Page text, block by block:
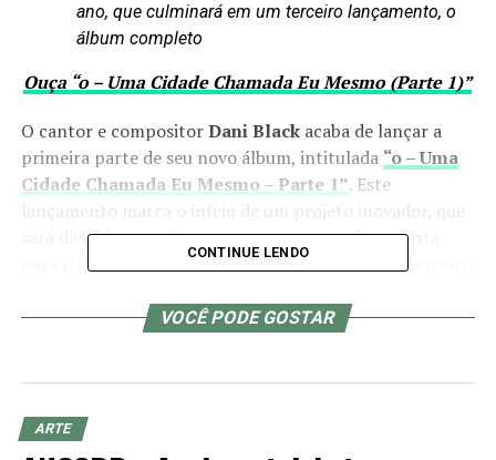
ano, que culminará em um terceiro lançamento, o
álbum completo
Ouça “o – Uma Cidade Chamada Eu Mesmo (Parte 1)”
O cantor e compositorDani Blackacaba de lançar a
primeira parte de seu novo álbum, intitulada “o – Uma
Cidade Chamada Eu Mesmo – Parte 1”. Este
lançamento marca o início de um projeto inovador, que
será dividido em três partes, com a segunda prevista
para o próximo semestre, que culminará em um terceiro
com dez faixas que prometem surpreender os fãs com
meus álbuns, com três canções que foram feitas em
sequência. Quando fiz essas três canções, senti que tinha
CONTINUE LENDO
VOCÊ PODE GOSTAR
ARTE